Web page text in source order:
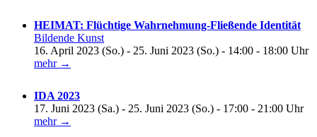
HEIMAT: Flüchtige Wahrnehmung-Fließende Identität
Bildende Kunst
16. April 2023 (So.) - 25. Juni 2023 (So.) - 14:00 - 18:00 Uhr
mehr →
IDA 2023
17. Juni 2023 (Sa.) - 25. Juni 2023 (So.) - 17:00 - 21:00 Uhr
mehr →